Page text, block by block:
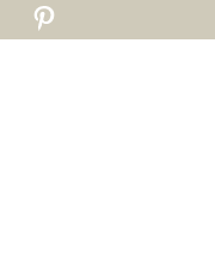
Pinterest